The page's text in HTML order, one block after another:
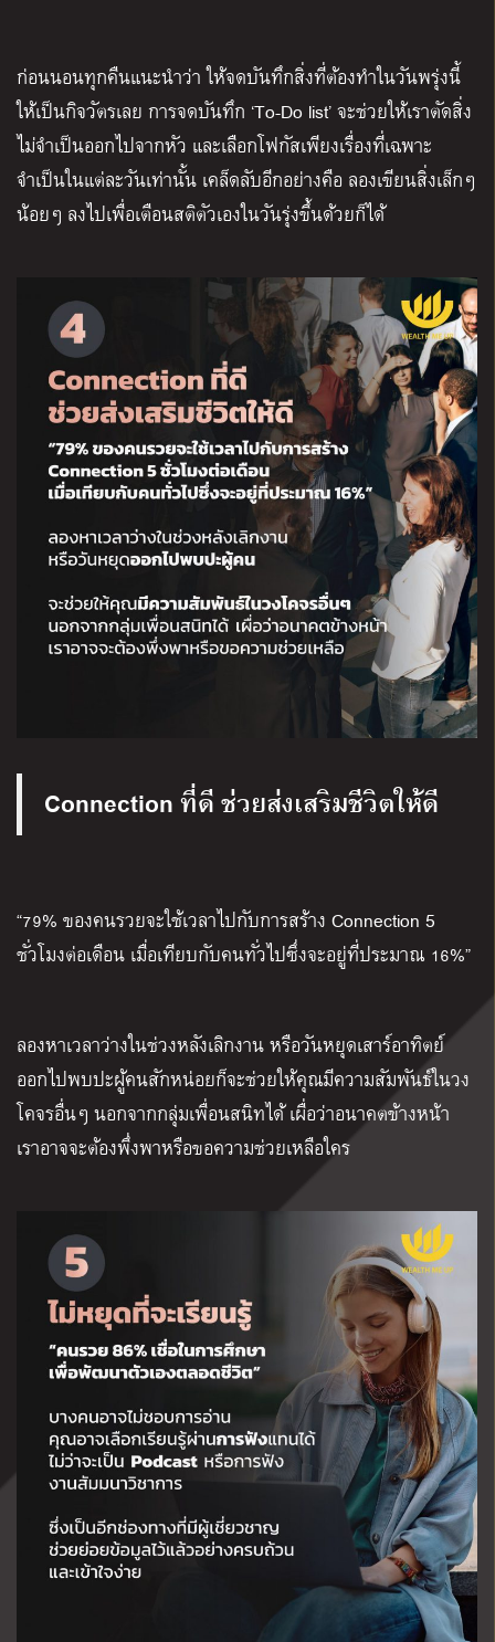
ก่อนนอนทุกคืนแนะนำว่า ให้จดบันทึกสิ่งที่ต้องทำในวันพรุ่งนี้
ให้เป็นกิจวัตรเลย การจดบันทึก ‘To-Do list’จะช่วยให้เราตัดสิ่ง
ไม่จำเป็นออกไปจากหัว และเลือกโฟกัสเพียงเรื่องที่เฉพาะ
จำเป็นในแต่ละวันเท่านั้น เคล็ดลับอีกอย่างคือ ลองเขียนสิ่งเล็กๆ
น้อยๆ ลงไปเพื่อเตือนสติตัวเองในวันรุ่งขึ้นด้วยก็ได้
Connection ที่ดี ช่วยส่งเสริมชีวิตให้ดี
“79% ของคนรวยจะใช้เวลาไปกับการสร้าง Connection 5
ชั่วโมงต่อเดือน เมื่อเทียบกับคนทั่วไปซึ่งจะอยู่ที่ประมาณ 16%”
ลองหาเวลาว่างในช่วงหลังเลิกงาน หรือวันหยุดเสาร์อาทิตย์
ออกไปพบปะผู้คนสักหน่อยก็จะช่วยให้คุณมีความสัมพันธ์ในวง
โคจรอื่นๆ นอกจากกลุ่มเพื่อนสนิทได้ เผื่อว่าอนาคตข้างหน้า
เราอาจจะต้องพึ่งพาหรือขอความช่วยเหลือใคร